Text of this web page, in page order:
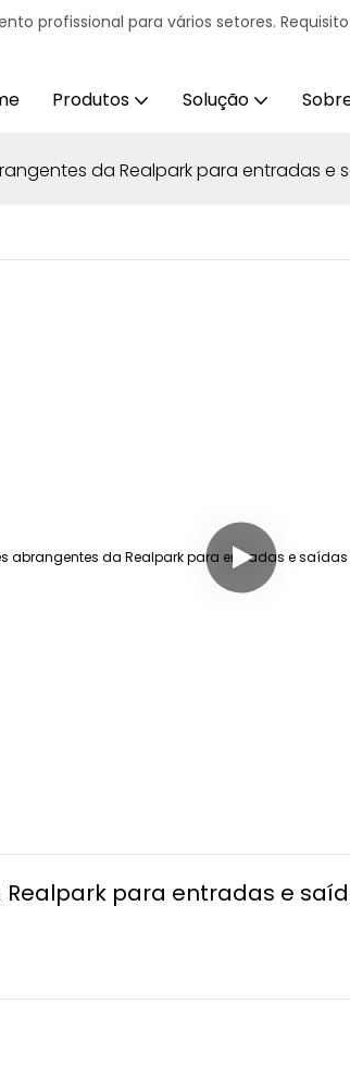
profissional para vários setores.
Produtos Solução
da Realpark para entradas e
para entradas e